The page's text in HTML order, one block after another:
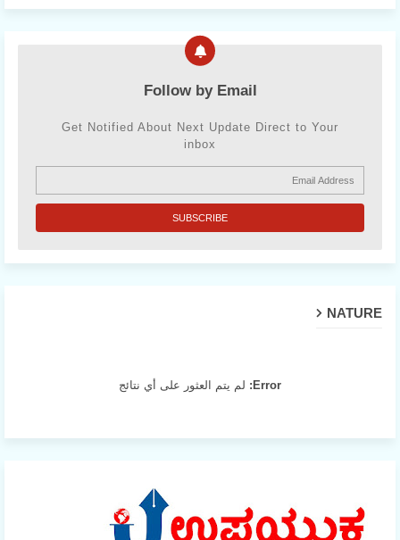
Follow by Email
Get Notified About Next Update Direct to Your
inbox
NATURE
Error: لم يتم العثور على أي نتائج